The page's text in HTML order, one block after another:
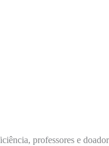
professores e